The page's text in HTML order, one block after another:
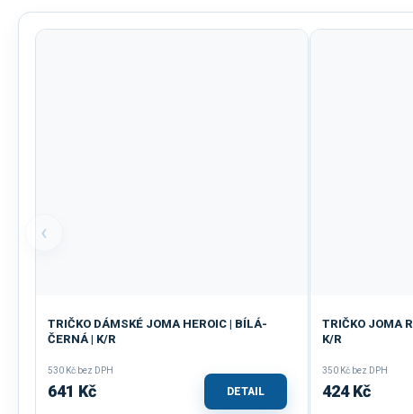
‹
TRIČKO DÁMSKÉ JOMA HEROIC | BÍLÁ-
ČERNÁ | K/R
530 Kč bez DPH
641 Kč DETAIL
TRIČKO JOMA
K/R
350 Kč bez DPH
424 Kč